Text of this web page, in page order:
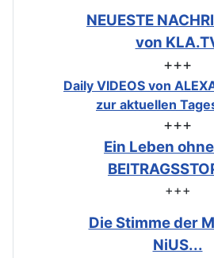
NEUESTE
von
+++
Daily VIDEOS von
zur aktuellen
+++
Ein Leben
+++
Die Stimme der
NiUS...